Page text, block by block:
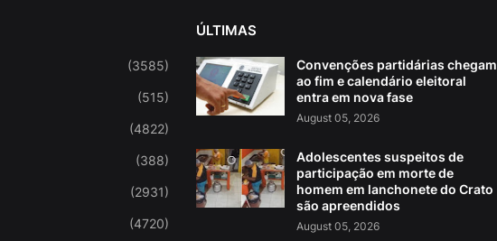
(3585)
(515)
(4822)
(388)
(2931)
(4720)
ÚLTIMAS
Convenções partidárias chegam
ao fim e calendário eleitoral
entra em nova fase
August 05, 2026
Adolescentes suspeitos de
participação em morte de
homem em lanchonete do Crato
são apreendidos
August 05, 2026